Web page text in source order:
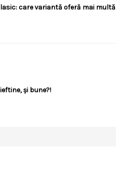
care variantă oferă mai multă
și bune?!